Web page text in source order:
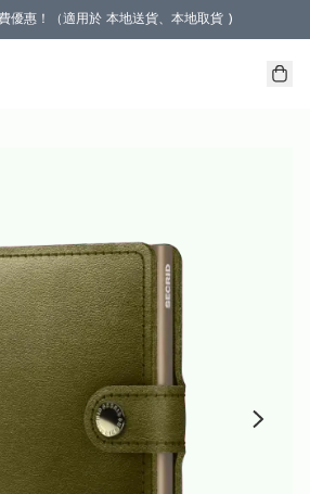
優惠！（適用於 本地送貨、本地取貨 )